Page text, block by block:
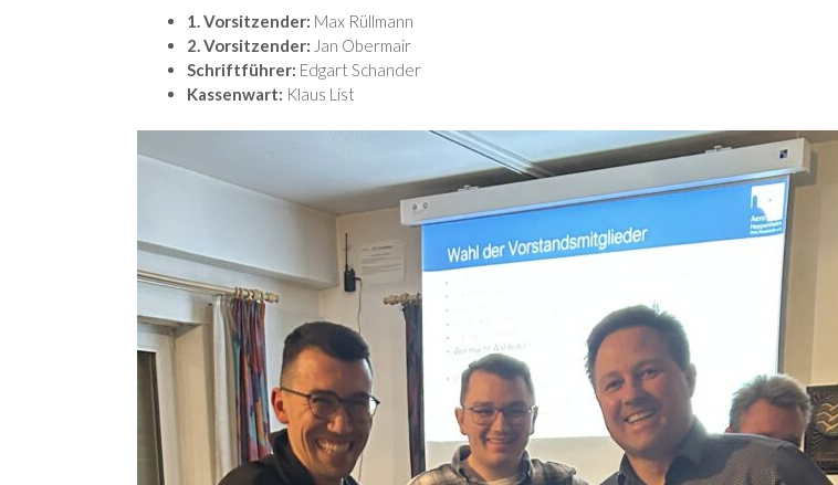
1. Vorsitzender: Max Rüllmann
2. Vorsitzender: Jan Obermair
Schriftführer: Edgart Schander
Kassenwart: Klaus List